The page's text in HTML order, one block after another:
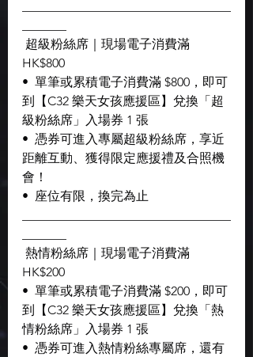
超級粉絲席｜現場電子消費滿
HK$800
•  單筆或累積電子消費滿 $800，即可
到【C32 樂天女孩應援區】兌換「超
級粉絲席」入場券 1 張
•  憑券可進入專屬超級粉絲席，享近
距離互動、獲得限定應援禮及合照機
會！
•  座位有限，換完為止
熱情粉絲席｜現場電子消費滿
HK$200
•  單筆或累積電子消費滿 $200，即可
到【C32 樂天女孩應援區】兌換「熱
情粉絲席」入場券 1 張
•  憑券可進入熱情粉絲專屬席，還有